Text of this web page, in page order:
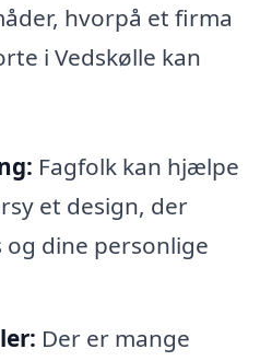
hvorpå et firma
i Vedskølle kan
Fagfolk kan hjælpe
et design, der
dine personlige
Der er mange